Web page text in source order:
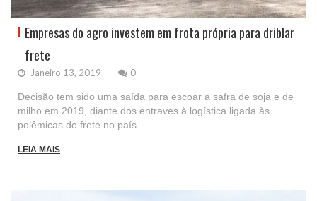
Empresas do agro investem em frota própria para driblar
frete
Janeiro 13, 2019 0
Decisão tem sido uma saída para escoar a safra de soja e de
milho em 2019, diante dos entraves à logística ligada às
polêmicas do frete no país.
LEIA MAIS